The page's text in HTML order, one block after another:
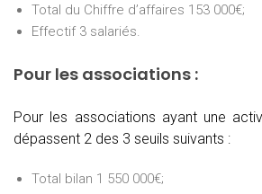
Total du Chiffre d’affaires 153 000€;
Effectif 3 salariés.
Pour les associations :
Pour les associations ayant une
dépassent 2 des 3 seuils suivants :
Total bilan 1 550 000€;